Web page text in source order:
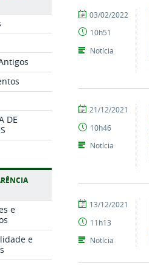
DE
e
e
por
publicado
03/02/2022
10h51
Notícia
por
publicado
21/12/2021
10h46
Notícia
por
publicado
13/12/2021
11h13
Notícia